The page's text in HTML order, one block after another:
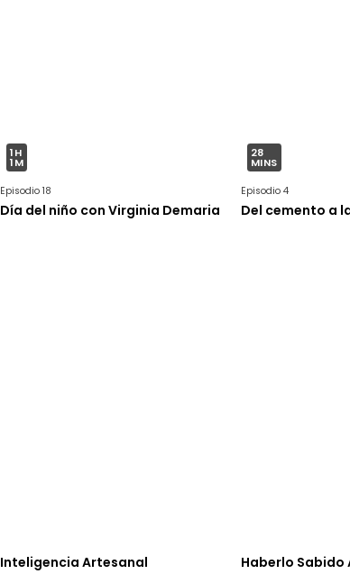
1H
1M
Episodio 18
Día del niño con Virginia Demaria
28
MINS
Episodio 4
Del cemento a
Inteligencia Artesanal Haberlo Sabido